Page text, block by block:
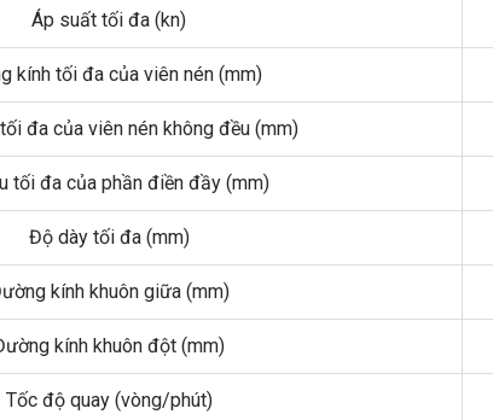
Áp suất tối đa (kn)
kính tối đa của viên nén (mm)
đa của viên nén không đều (mm)
tối đa của phần điền đầy (mm)
Độ dày tối đa (mm)
kính khuôn giữa (mm)
kính khuôn đột (mm)
Tốc độ quay (vòng/phút)